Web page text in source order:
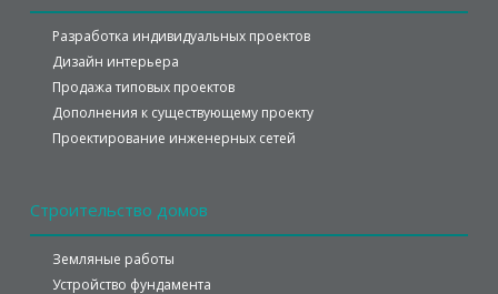
Разработка индивидуальных проектов
Дизайн интерьера
Продажа типовых проектов
Дополнения к существующему проекту
Проектирование инженерных сетей
Строительство домов
Земляные работы
Устройство фундамента